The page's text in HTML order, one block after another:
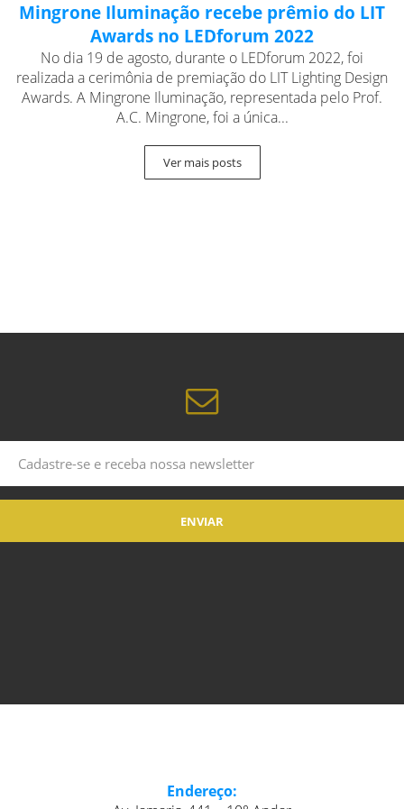
Mingrone Iluminação recebe prêmio do LIT
Awards no LEDforum 2022
No dia 19 de agosto, durante o LEDforum 2022, foi
realizada a cerimônia de premiação do LIT Lighting Design
Awards. A Mingrone Iluminação, representada pelo Prof.
A.C. Mingrone, foi a única...
Ver mais posts
Endereço: